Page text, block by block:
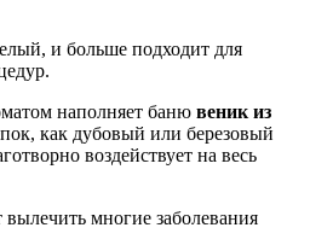
и больше подходит для
наполняет баню веник из
как дубовый или березовый
воздействует на весь
многие заболевания